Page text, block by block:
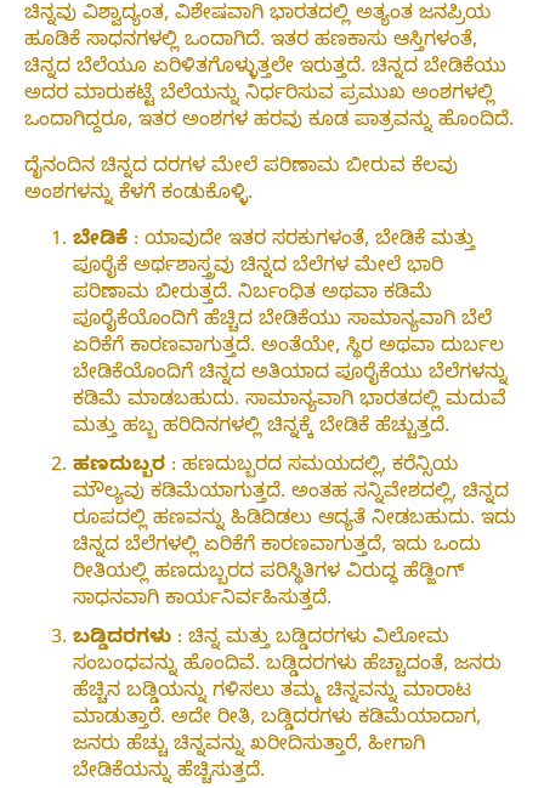
ಚಿನ್ನವು ವಿಶ್ವಾದ್ಯಂತ, ವಿಶೇಷವಾಗಿ ಭಾರತದಲ್ಲಿ ಅತ್ಯಂತ ಜನಪ್ರಿಯ
ಹೂಡಿಕೆ ಸಾಧನಗಳಲ್ಲಿ ಒಂದಾಗಿದೆ. ಇತರ ಹಣಕಾಸು ಆಸ್ತಿಗಳಂತೆ,
ಚಿನ್ನದ ಬೆಲೆಯೂ ಏರಿಳಿತಗೊಳ್ಳುತ್ತಲೇ ಇರುತ್ತದೆ. ಚಿನ್ನದ ಬೇಡಿಕೆಯು
ಅದರ ಮಾರುಕಟ್ಟೆ ಬೆಲೆಯನ್ನು ನಿರ್ಧರಿಸುವ ಪ್ರಮುಖ ಅಂಶಗಳಲ್ಲಿ
ಒಂದಾಗಿದ್ದರೂ, ಇತರ ಅಂಶಗಳ ಹರವು ಕೂಡ ಪಾತ್ರವನ್ನು ಹೊಂದಿದೆ.
ದೈನಂದಿನ ಚಿನ್ನದ ದರಗಳ ಮೇಲೆ ಪರಿಣಾಮ ಬೀರುವ ಕೆಲವು
ಅಂಶಗಳನ್ನು ಕೆಳಗೆ ಕಂಡುಕೊಳ್ಳಿ.
ಬೇಡಿಕೆ : ಯಾವುದೇ ಇತರ ಸರಕುಗಳಂತೆ, ಬೇಡಿಕೆ ಮತ್ತು
ಪೂರೈಕೆ ಅರ್ಥಶಾಸ್ತ್ರವು ಚಿನ್ನದ ಬೆಲೆಗಳ ಮೇಲೆ ಭಾರಿ
ಪರಿಣಾಮ ಬೀರುತ್ತದೆ. ನಿರ್ಬಂಧಿತ ಅಥವಾ ಕಡಿಮೆ
ಪೂರೈಕೆಯೊಂದಿಗೆ ಹೆಚ್ಚಿದ ಬೇಡಿಕೆಯು ಸಾಮಾನ್ಯವಾಗಿ ಬೆಲೆ
ಏರಿಕೆಗೆ ಕಾರಣವಾಗುತ್ತದೆ. ಅಂತೆಯೇ, ಸ್ಥಿರ ಅಥವಾ ದುರ್ಬಲ
ಬೇಡಿಕೆಯೊಂದಿಗೆ ಚಿನ್ನದ ಅತಿಯಾದ ಪೂರೈಕೆಯು ಬೆಲೆಗಳನ್ನು
ಕಡಿಮೆ ಮಾಡಬಹುದು. ಸಾಮಾನ್ಯವಾಗಿ ಭಾರತದಲ್ಲಿ ಮದುವೆ
ಮತ್ತು ಹಬ್ಬ ಹರಿದಿನಗಳಲ್ಲಿ ಚಿನ್ನಕ್ಕೆ ಬೇಡಿಕೆ ಹೆಚ್ಚುತ್ತದೆ.
ಹಣದುಬ್ಬರ : ಹಣದುಬ್ಬರದ ಸಮಯದಲ್ಲಿ, ಕರೆನ್ಸಿಯ
ಮೌಲ್ಯವು ಕಡಿಮೆಯಾಗುತ್ತದೆ. ಅಂತಹ ಸನ್ನಿವೇಶದಲ್ಲಿ, ಚಿನ್ನದ
ರೂಪದಲ್ಲಿ ಹಣವನ್ನು ಹಿಡಿದಿಡಲು ಆದ್ಯತೆ ನೀಡಬಹುದು. ಇದು
ಚಿನ್ನದ ಬೆಲೆಗಳಲ್ಲಿ ಏರಿಕೆಗೆ ಕಾರಣವಾಗುತ್ತದೆ, ಇದು ಒಂದು
ರೀತಿಯಲ್ಲಿ ಹಣದುಬ್ಬರದ ಪರಿಸ್ಥಿತಿಗಳ ವಿರುದ್ಧ ಹೆಡ್ಜಿಂಗ್
ಸಾಧನವಾಗಿ ಕಾರ್ಯನಿರ್ವಹಿಸುತ್ತದೆ.
ಬಡ್ಡಿದರಗಳು : ಚಿನ್ನ ಮತ್ತು ಬಡ್ಡಿದರಗಳು ವಿಲೋಮ
ಸಂಬಂಧವನ್ನು ಹೊಂದಿವೆ. ಬಡ್ಡಿದರಗಳು ಹೆಚ್ಚಾದಂತೆ, ಜನರು
ಹೆಚ್ಚಿನ ಬಡ್ಡಿಯನ್ನು ಗಳಿಸಲು ತಮ್ಮ ಚಿನ್ನವನ್ನು ಮಾರಾಟ
ಮಾಡುತ್ತಾರೆ. ಅದೇ ರೀತಿ, ಬಡ್ಡಿದರಗಳು ಕಡಿಮೆಯಾದಾಗ,
ಜನರು ಹೆಚ್ಚು ಚಿನ್ನವನ್ನು ಖರೀದಿಸುತ್ತಾರೆ, ಹೀಗಾಗಿ
ಬೇಡಿಕೆಯನ್ನು ಹೆಚ್ಚಿಸುತ್ತದೆ.